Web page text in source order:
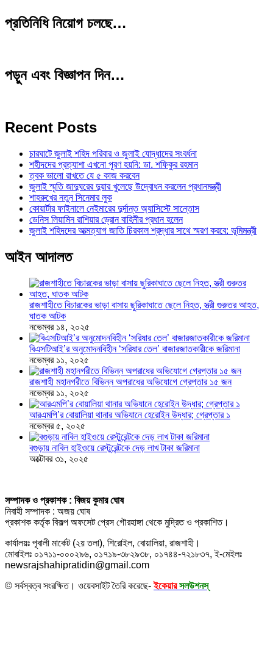
প্রতিনিধি নিয়োগ চলছে…
পড়ুন এবং বিজ্ঞাপন দিন…
Recent Posts
চারঘাটে জুলাই শহিদ পরিবার ও জুলাই যোদ্ধাদের সংবর্ধনা
শহীদদের প্রত্যাশা এখনো পূরণ হয়নি: ডা. শফিকুর রহমান
ত্বক ভালো রাখতে যে ৫ কাজ করবেন
জুলাই স্মৃতি জাদুঘরের দুয়ার খুলেছে উদ্বোধন করলেন প্রধানমন্ত্রী
শাহরুখের নতুন সিনেমার লুক
কোয়ার্টার ফাইনালে নেইমারের দুর্দান্ত অ্যাসিস্টে সান্তোস
ডেনিস লিয়ামিন রাশিয়ার ড্রোন বাহিনীর প্রধান হলেন
জুলাই শহিদদের আত্মত্যাগ জাতি চিরকাল শ্রদ্ধার সাথে স্মরণ করবে: ভূমিমন্ত্রী
আইন আদালত
রাজশাহীতে বিচারকের ভাড়া বাসায় ছুরিকাঘাতে ছেলে নিহত, স্ত্রী গুরুতর আহত,
ঘাতক আটক
নভেম্বর ১৪, ২০২৫
বিএসটিআই’র অনুমোদনবিহীন ‘সরিষার তেল’ বাজারজাতকারীকে জরিমানা
নভেম্বর ১১, ২০২৫
রাজশাহী মহানগরীতে বিভিন্ন অপরাধের অভিযোগে গ্রেপ্তার ১৫ জন
নভেম্বর ১১, ২০২৫
আরএমপি’র বোয়ালিয়া থানার অভিযানে হেরোইন উদ্ধার; গ্রেপ্তার ১
নভেম্বর ৫, ২০২৫
বগুড়ায় নাবিল হাইওয়ে রেস্টুরেন্টকে দেড় লাখ টাকা জরিমানা
অক্টোবর ৩১, ২০২৫
সম্পাদক ও প্রকাশক : বিজয় কুমার ঘোষ
নিবাহী সম্পাদক : অজয় ঘোষ
প্রকাশক কর্তৃক বিকল্প অফসেট প্রেস গৌরহাঙ্গা থেকে মুদ্রিত ও প্রকাশিত।
কার্যালয়ঃ পূবালী মার্কেট (২য় তলা), শিরোইল, বোয়ালিয়া, রাজশাহী।
মোবাইলঃ ০১৭১১-০০০২৯৬, ০১৭১৯-৩৮২৯৩৮, ০১৭৪৪-৭২১৮৩৭, ই-মেইলঃ
newsrajshahipratidin@gmail.com
© সর্বস্বত্ব সংরক্ষিত। ওয়েবসাইট তৈরি করেছে-ইকেয়ার সলউশনস্